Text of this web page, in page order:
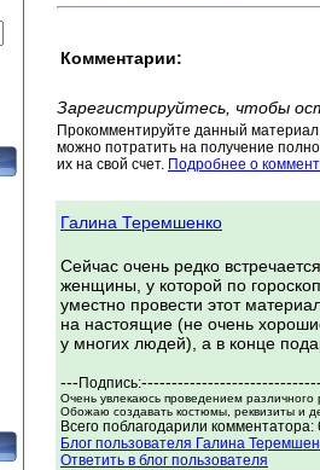
Комментарии:
Зарегистрируйтесь, чтобы
Прокомментируйте данный
можно потратить на получение
их на свой счет. Подробнее о
Галина Теремшенко
Сейчас очень редко
женщины, у которой по
уместно провести этот
на настоящие (не очень
у многих людей), а в конце
--- Подпись:
Очень увлекаюсь проведением
Обожаю создавать костюмы, реквизиты и
Всего поблагодарили
Блог пользователя Галина
Ответить в блог пользователя